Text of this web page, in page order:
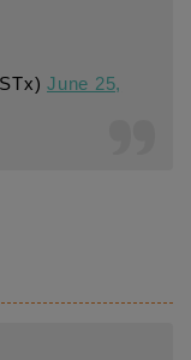
June 25,